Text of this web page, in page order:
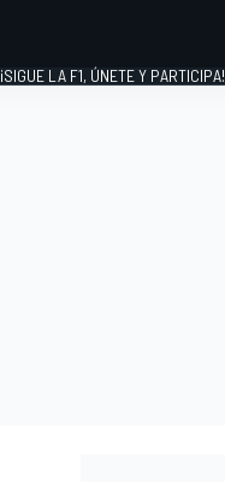
¡SIGUE LA F1, ÚNETE Y PARTICIPA!